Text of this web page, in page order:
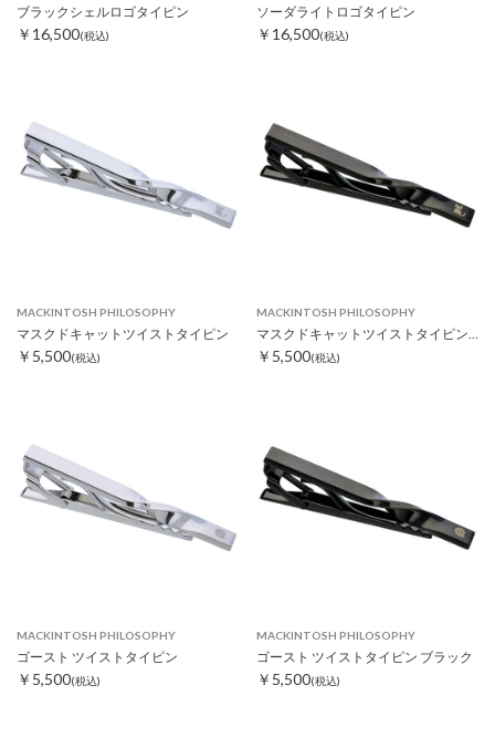
ブラックシェルロゴタイピン
￥16,500(税込)
ソーダライトロゴタイピン
￥16,500(税込)
MACKINTOSH PHILOSOPHY
マスクドキャットツイストタイピン
￥5,500(税込)
MACKINTOSH PHILOSOPHY
マスクドキャットツイストタイピン ブラック
￥5,500(税込)
MACKINTOSH PHILOSOPHY
ゴースト ツイストタイピン
￥5,500(税込)
MACKINTOSH PHILOSOPHY
ゴースト ツイストタイピン ブラック
￥5,500(税込)